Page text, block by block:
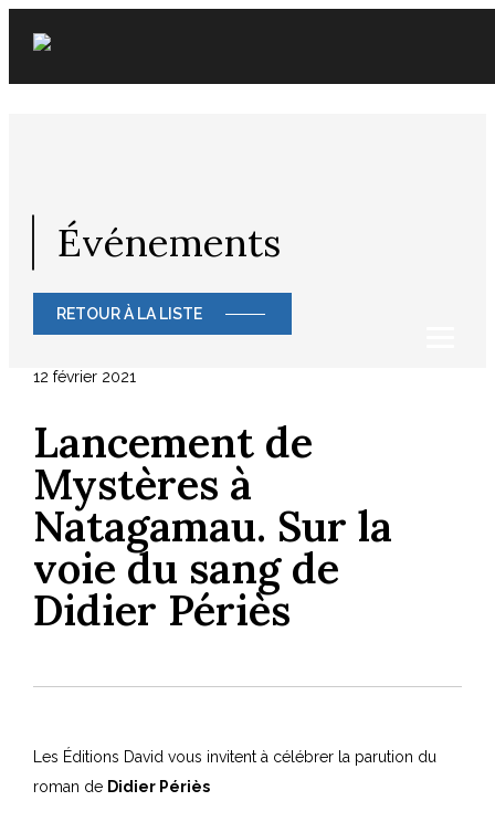
content
Événements
RETOUR À LA LISTE
12 février 2021
Lancement de
Mystères à
Natagamau. Sur la
voie du sang de
Didier Périès
Les Éditions David vous invitent à célébrer la parution du
roman de Didier Périès